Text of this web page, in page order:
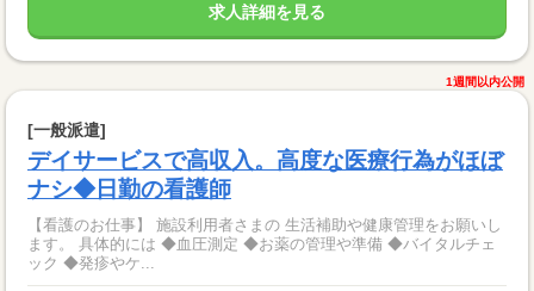
求人詳細を見る
1週間以内公開
[一般派遣]
デイサービスで高収入。高度な医療行為がほぼ
ナシ◆日勤の看護師
【看護のお仕事】 施設利用者さまの 生活補助や健康管理をお願いし
ます。 具体的には ◆血圧測定 ◆お薬の管理や準備 ◆バイタルチェ
ック ◆発疹やケ...